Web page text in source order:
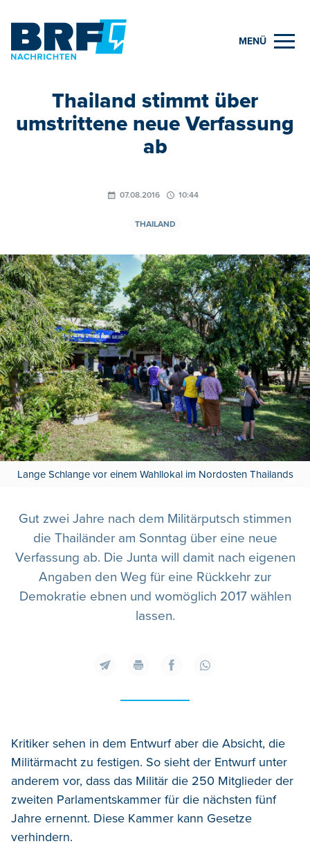
MENÜ
Thailand stimmt über
umstrittene neue Verfassung
ab
07.08.2016 10:44
THAILAND
Lange Schlange vor einem Wahllokal im Nordosten Thailands
Gut zwei Jahre nach dem Militärputsch stimmen
die Thailänder am Sonntag über eine neue
Verfassung ab. Die Junta will damit nach eigenen
Angaben den Weg für eine Rückkehr zur
Demokratie ebnen und womöglich 2017 wählen
lassen.
Kritiker sehen in dem Entwurf aber die Absicht, die
Militärmacht zu festigen. So sieht der Entwurf unter
anderem vor, dass das Militär die 250 Mitglieder der
zweiten Parlamentskammer für die nächsten fünf
Jahre ernennt. Diese Kammer kann Gesetze
verhindern.